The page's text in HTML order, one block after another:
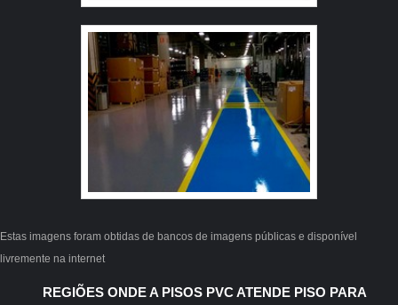
e funcionários eficientes, garantem uma entrega de
excelência de ponta a ponta. Aproveite a visita para
acessar o site e saber mais sobre a empresa, os serviços
e os produtos. Se preferir, entre em contato com um dos
nossos consultores e solicite um orçamento!
Estas imagens foram obtidas de bancos de imagens públicas e disponível
livremente na internet
REGIÕES ONDE A PISOS PVC ATENDE PISO PARA